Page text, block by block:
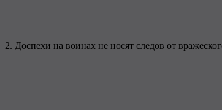
2. Доспехи на воинах не носят следов от